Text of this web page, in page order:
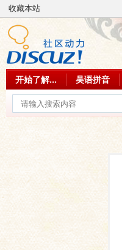
收藏本站
开始了解... 吴语拼音